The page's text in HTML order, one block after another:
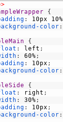
{
: 10px 10%
color :
{
: left ;
: 60% ;
: 10px ;
color :
{
: right ;
: 30% ;
: 10px ;
color :